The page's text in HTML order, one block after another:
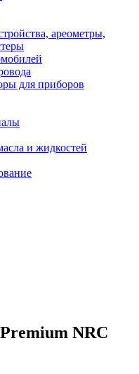
ареометры,
для приборов
и жидкостей
NRC